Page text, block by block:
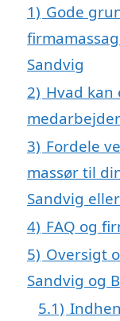
1) Gode
Sandvig
2) Hvad kan
3) Fordele
massør til
Sandvig
4) FAQ og
5) Oversigt
Sandvig og
5.1)